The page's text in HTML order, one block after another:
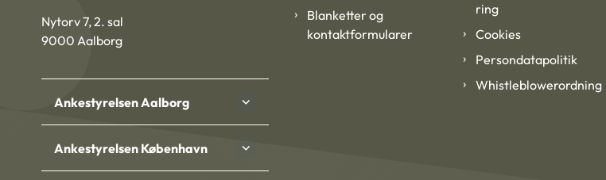
Nytorv 7, 2. sal
9000 Aalborg
Ankestyrelsen Aalborg
Ankestyrelsen København
Blanketter og
kontaktformularer
ring
Cookies
Persondatapolitik
Whistleblowerordning